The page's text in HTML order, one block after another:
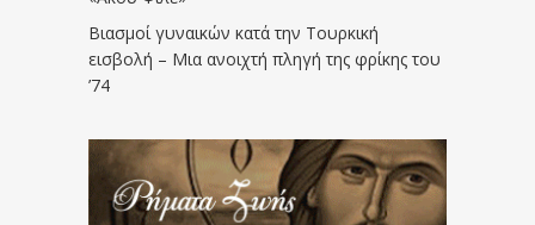
Βιασμοί γυναικών κατά την Τουρκική
εισβολή – Μια ανοιχτή πληγή της φρίκης του
’74